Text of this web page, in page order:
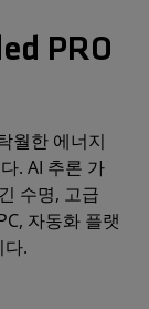
PRO
월한 에너지
. AI 추론 가
수명, 고급
자동화 플랫
.